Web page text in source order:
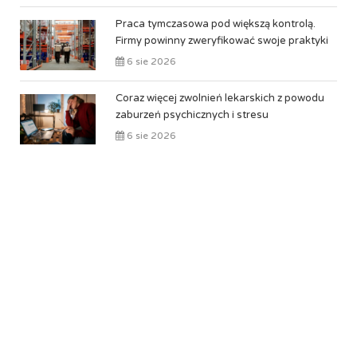
Praca tymczasowa pod większą kontrolą.
Firmy powinny zweryfikować swoje praktyki
6 sie 2026
Coraz więcej zwolnień lekarskich z powodu
zaburzeń psychicznych i stresu
6 sie 2026